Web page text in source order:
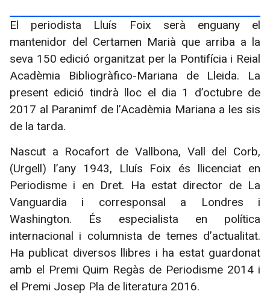
El periodista Lluís Foix serà enguany el
mantenidor del Certamen Marià que arriba a la
seva 150 edició organitzat per la Pontifícia i Reial
Acadèmia Bibliogràfico-Mariana de Lleida. La
present edició tindrà lloc el dia 1 d’octubre de
2017 al Paranimf de l’Acadèmia Mariana a les sis
de la tarda.
Nascut a Rocafort de Vallbona, Vall del Corb,
(Urgell) l’any 1943, Lluís Foix és llicenciat en
Periodisme i en Dret. Ha estat director de La
Vanguardia i corresponsal a Londres i
Washington. És especialista en política
internacional i columnista de temes d’actualitat.
Ha publicat diversos llibres i ha estat guardonat
amb el Premi Quim Regàs de Periodisme 2014 i
el Premi Josep Pla de literatura 2016.